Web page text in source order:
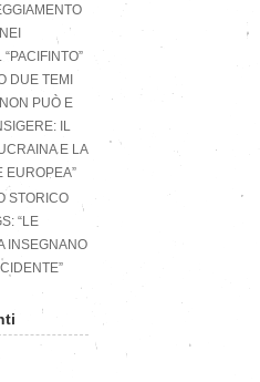
DUE TEMI
PUÒ E
IL
E LA
EUROPEA”
STORICO
“LE
INSEGNANO